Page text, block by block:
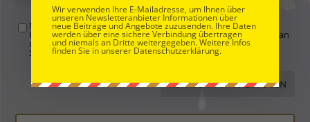
Mit der Nutzung dieses Formulars übertragen Sie Ihren
Kommentar, Name, Email und IP-Adresse (und ev. Webseite) an
uns und erklären sich einverstanden, dass diese auf unserem
Server gespeichert werden. SieheDatenschutzbelehrung
Wir verwenden Ihre E-Mailadresse, um Ihnen über
unseren Newsletteranbieter Informationen über
neue Beiträge und Angebote zuzusenden. Ihre Daten
werden über eine sichere Verbindung übertragen
und niemals an Dritte weitergegeben. Weitere Infos
finden Sie in unserer Datenschutzerklärung.